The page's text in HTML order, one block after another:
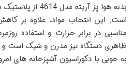
بدنه هوا پز آریته
است. این انتخاب مواد، علاوه بر
مناسبی در برابر حرارت و استفاده
ظاهری دستگاه نیز مدرن و شیک است و
به خوبی با دکوراسیون آشپزخانه های